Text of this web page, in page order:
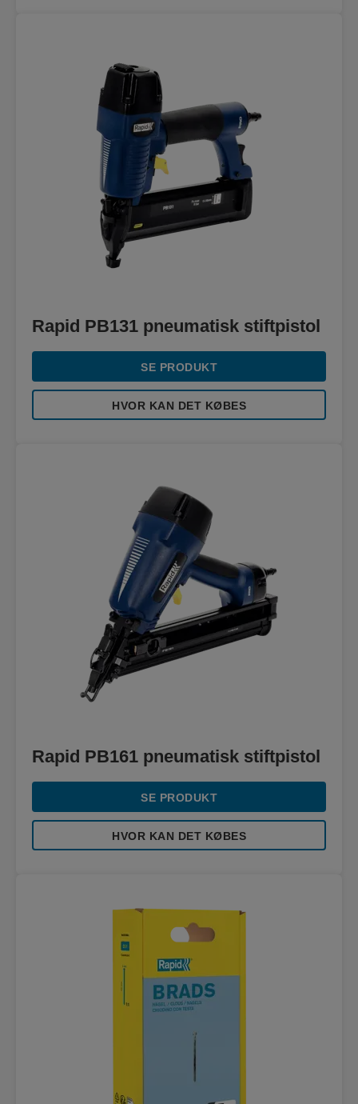
Rapid PB131 pneumatisk stiftpistol
SE PRODUKT
HVOR KAN DET KØBES
Rapid PB161 pneumatisk stiftpistol
SE PRODUKT
HVOR KAN DET KØBES